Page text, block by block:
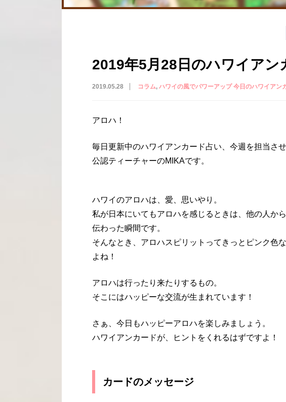
2019年5月28日のハワイアン
2019.05.28 コラム ハワイの風でパワーアップ 今日のハワイアン
アロハ！
毎日更新中のハワイアンカード占い、今週を担当さ
公認ティーチャーのMIKAです。
ハワイのアロハは、愛、思いやり。
私が日本にいてもアロハを感じるときは、他の人か
伝わった瞬間です。
そんなとき、アロハスピリットってきっとピンク色
よね！
アロハは行ったり来たりするもの。
そこにはハッピーな交流が生まれています！
さぁ、今日もハッピーアロハを楽しみましょう。
ハワイアンカードが、ヒントをくれるはずですよ！
カードのメッセージ